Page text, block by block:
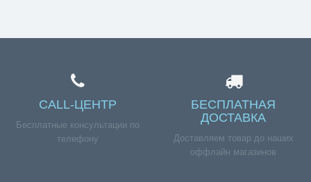
CALL-ЦЕНТР
Бесплатные консультации по
телефону
БЕСПЛАТНАЯ
ДОСТАВКА
Доставляем товар до наших
оффлайн магазинов